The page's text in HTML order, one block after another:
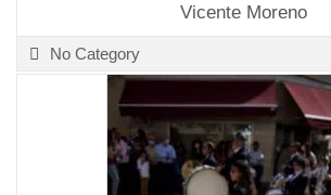
Vicente Moreno
No Category